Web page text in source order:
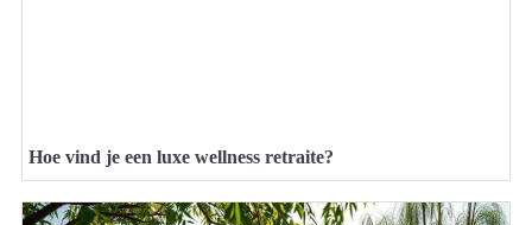
Hoe vind je een luxe wellness retraite?